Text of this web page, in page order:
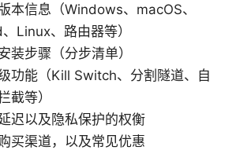
本信息（Windows、macOS、
Linux、路由器等）
装步骤（分步清单）
功能（Kill Switch、分割隧道、自
截等）
迟以及隐私保护的权衡
买渠道，以及常见优惠